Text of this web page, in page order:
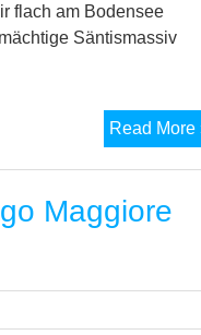
flach am Bodensee
Säntismassiv
Read More
Maggiore